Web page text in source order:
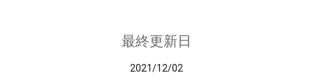
最終更新日
2021/12/02